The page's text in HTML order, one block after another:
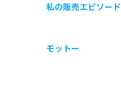
私の販売エピソード
モットー